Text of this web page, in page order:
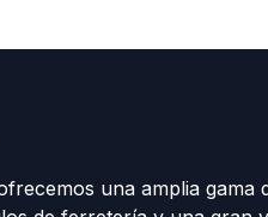
una amplia gama